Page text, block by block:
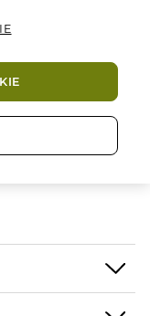
cremosa
La sua formula a
sport,
di ottenere un